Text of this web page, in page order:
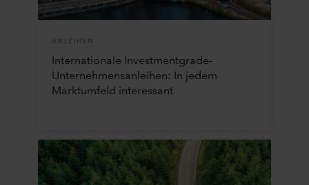
ANLEIHEN
Internationale Investmentgrade-
Unternehmensanleihen: In jedem
Marktumfeld interessant